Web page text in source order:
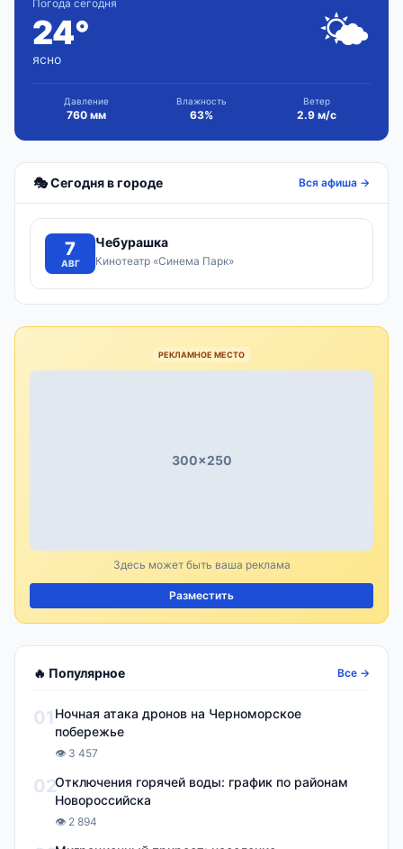
Погода сегодня
24°
ясно
🌤
Давление
760 мм
Влажность
63%
Ветер
2.9 м/с
🎭 Сегодня в городе Вся афиша →
7
АВГ
Чебурашка
Кинотеатр «Синема Парк»
РЕКЛАМНОЕ МЕСТО
300×250
Здесь может быть ваша реклама
Разместить
🔥 Популярное Все →
01 Ночная атака дронов на Черноморское
побережье
👁 3 457
02Отключения горячей воды: график по районам
Новороссийска
👁 2 894